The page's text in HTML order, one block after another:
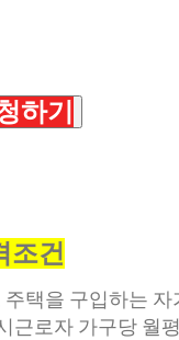
하기
조건
택을 구입하는
근로자 가구당 월